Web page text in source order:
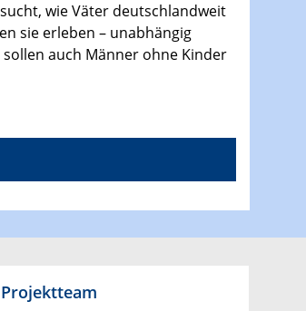
wie Väter deutschlandweit
sie erleben – unabhängig
auch Männer ohne Kinder
Projektteam